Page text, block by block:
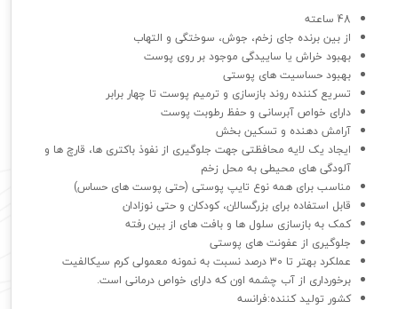
48 ساعته
از بین برنده جای زخم، جوش، سوختگی و التهاب
بهبود خراش یا ساییدگی موجود بر روی پوست
بهبود حساسیت های پوستی
تسریع کننده روند بازسازی و ترمیم پوست تا چهار برابر
دارای خواص آبرسانی و حفظ رطوبت پوست
آرامش دهنده و تسکین بخش
ایجاد یک لایه محافظتی جهت جلوگیری از نفوذ باکتری ها، قارچ ها و
آلودگی های محیطی به محل زخم
مناسب برای همه نوع تایپ پوستی (حتی پوست های حساس)
قابل استفاده برای بزرگسالان، کودکان و حتی نوزادان
کمک به بازسازی سلول ها و بافت های از بین رفته
جلوگیری از عفونت های پوستی
عملکرد بهتر تا 30 درصد نسبت به نمونه معمولی کرم سیکالفیت
برخورداری از آب چشمه اون که دارای خواص درمانی است.
کشور تولید کننده:فرانسه